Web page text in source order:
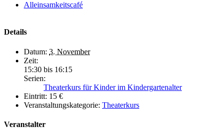
Alleinsamkeitscafé
Details
Datum: 3. November
Zeit:
15:30 bis 16:15
Serien:
Theaterkurs für Kinder im Kindergartenalter
Eintritt: 15 €
Veranstaltungskategorie: Theaterkurs
Veranstalter